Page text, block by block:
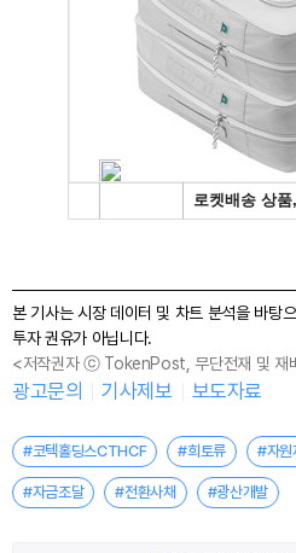
본 기사는 시장 데이터 및 차트 분석을 바탕
투자 권유가 아닙니다.
<저작권자 ⓒ TokenPost, 무단전재 및 재
광고문의 기사제보 보도자료
#코텍홀딩스CTHCF #희토류 #자원
#자금조달 #전환사채 #광산개발